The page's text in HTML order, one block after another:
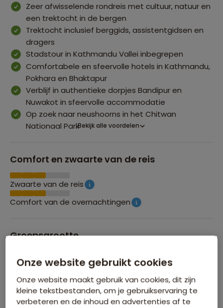
Zeer afwisselende rondreis met cultuur, natuur en
een trektocht in de bergen
Trektocht inclusief berggids, assistentgidsen en
dragers
Stadstour in Kathmandu Vallei inbegrepen
Comfortabele en sfeervolle hotels in Kathmandu,
Pokhara en Bhaktapur
Verblijf in authentieke dorpjes Bandipur en
Nuwakot in sfeervolle accommodatie
Op zoek naar neushoorns in het Chitwan
Nationaal ParkBekijk alle voordelen
Comfort en zwaarte van de reis
Zwaarte van de reis
Comfort van de overnachtingen
Groepsgrootte
Maximaal 18 personen
SAWADEAL KORTING TOT € 150
Onze website gebruikt cookies
Onze website maakt gebruik van cookies, dit zijn
kleine tekstbestanden, om je gebruikservaring te
verbeteren en de inhoud en advertenties af te